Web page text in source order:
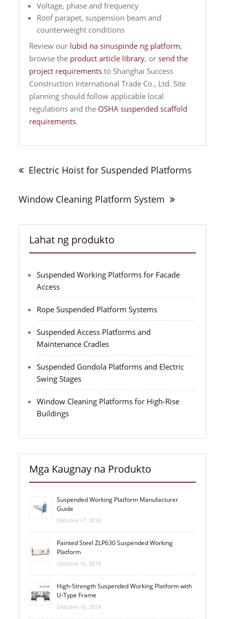
Voltage, phase and frequency
Roof parapet, suspension beam and
counterweight conditions
Review our lubid na sinuspinde ng platform,
browse the product article library, or send the
project requirements to Shanghai Success
Construction International Trade Co., Ltd. Site
planning should follow applicable local
regulations and the OSHA suspended scaffold
requirements.
PostElectric Hoist for Suspended Platforms
Window Cleaning Platform System
Lahat ng produkto
Suspended Working Platforms for Facade
Access
Rope Suspended Platform Systems
Suspended Access Platforms and
Maintenance Cradles
Suspended Gondola Platforms and Electric
Swing Stages
Window Cleaning Platforms for High-Rise
Buildings
Mga Kaugnay na Produkto
Suspended Working Platform Manufacturer
Guide
Oktubre 17, 2018
Painted Steel ZLP630 Suspended Working
Platform
Oktubre 16, 2018
High-Strength Suspended Working Platform with
U-Type Frame
Oktubre 16, 2018